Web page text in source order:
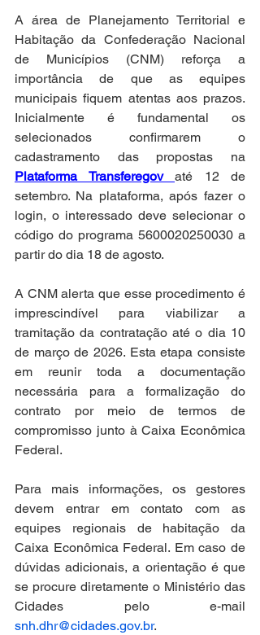
A área de Planejamento Territorial e
Habitação da Confederação Nacional
de Municípios (CNM) reforça a
importância de que as equipes
municipais fiquem atentas aos prazos.
Inicialmente é fundamental os
selecionados confirmarem o
Plataforma Transferegov até 12 de
setembro. Na plataforma, após fazer o
login, o interessado deve selecionar o
código do programa 5600020250030 a
partir do dia 18 de agosto.
A CNM alerta que esse procedimento é
imprescindível para viabilizar a
tramitação da contratação até o dia 10
de março de 2026. Esta etapa consiste
em reunir toda a documentação
necessária para a formalização do
contrato por meio de termos de
compromisso junto à Caixa Econômica
Federal.
Para mais informações, os gestores
devem entrar em contato com as
equipes regionais de habitação da
Caixa Econômica Federal. Em caso de
dúvidas adicionais, a orientação é que
se procure diretamente o Ministério das
snh.dhr@cidades.gov.br.